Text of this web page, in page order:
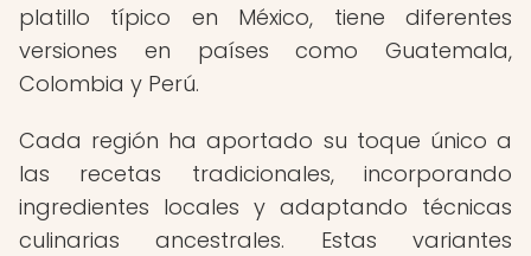
platillo típico en México, tiene diferentes
versiones en países como Guatemala,
Colombia y Perú.
Cada región ha aportado su toque único a
las recetas tradicionales, incorporando
ingredientes locales y adaptando técnicas
culinarias ancestrales. Estas variantes